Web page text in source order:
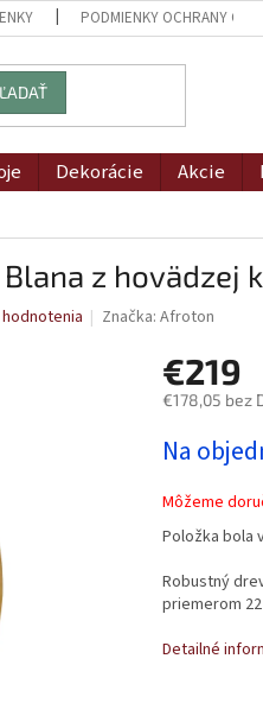
PODMIENKY OCHRANY
Dekorácie Akcie
z hovädzej
Značka:Afroton
€219
€178,05 bez
cena:
Na
Môžeme
Položka bola
Robustný
priemerom
Detailné